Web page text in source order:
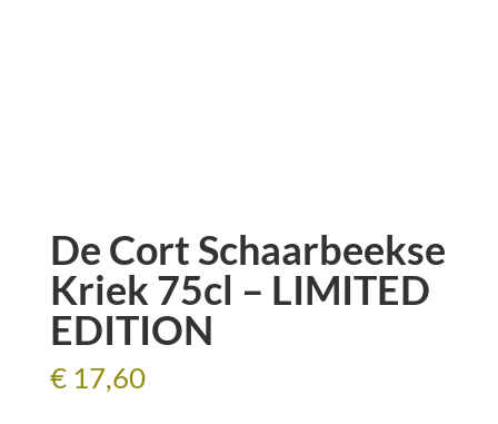
De Cort Schaarbeekse
Kriek 75cl – LIMITED
EDITION
€17,60